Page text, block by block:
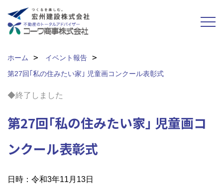
ホーム
イベント報告
第27回｢私の住みたい家｣ 児童画コンクール表彰式
◆終了しました
第27回｢私の住みたい家｣ 児童画コ
ンクール表彰式
日時：令和3年11月13日